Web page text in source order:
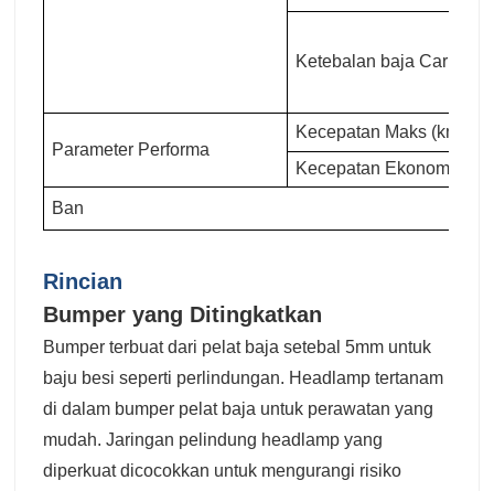
Ketebalan baja
Parameter Performa
Kecepatan Maks (km/
Kecepatan Ekonomi
Ban
Rincian
Bumper yang Ditingkatkan
Bumper terbuat dari pelat baja setebal 5mm untuk
baju besi seperti perlindungan. Headlamp tertanam
di dalam bumper pelat baja untuk perawatan yang
mudah. Jaringan pelindung headlamp yang
diperkuat dicocokkan untuk mengurangi risiko